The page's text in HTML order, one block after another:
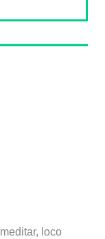
loco